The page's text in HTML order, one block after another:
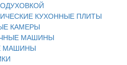
КУХОННЫЕ ПЛИТЫ
КАМЕРЫ
МАШИНЫ
МАШИНЫ